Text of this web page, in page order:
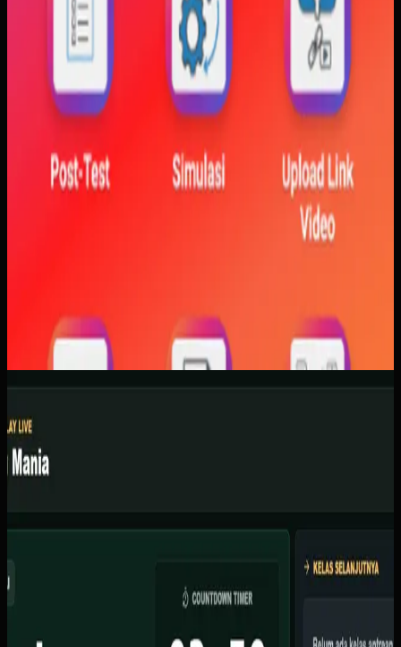
Software Kustom
Kicau Mania
Kicau Mania
Organisator lomba burung berkicau kesulitan mengelola
input skor, dan tidak ada display live untuk peserta
menonton.